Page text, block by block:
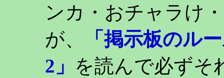
ンカ・おチャラけ
が、
「掲示板のル
2」 を読んで必ずそ